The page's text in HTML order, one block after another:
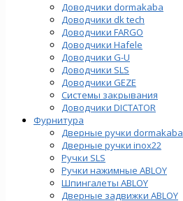
Доводчики dormakaba
Доводчики dk tech
Доводчики FARGO
Доводчики Hafele
Доводчики G-U
Доводчики SLS
Доводчики GEZE
Cистемы закрывания
Доводчики DICTATOR
Фурнитура
Дверные ручки dormakaba
Дверные ручки inox22
Ручки SLS
Ручки нажимные ABLOY
Шпингалеты ABLOY
Дверные задвижки ABLOY